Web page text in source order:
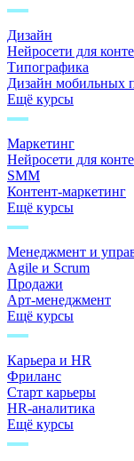
Дизайн
Нейросети для
Типографика
Дизайн мобильных
Ещё курсы
Маркетинг
Нейросети для
SMM
Контент-маркетинг
Ещё курсы
Менеджмент и
Agile и Scrum
Продажи
Арт-менеджмент
Ещё курсы
Карьера и HR
Фриланс
Старт карьеры
HR-аналитика
Ещё курсы